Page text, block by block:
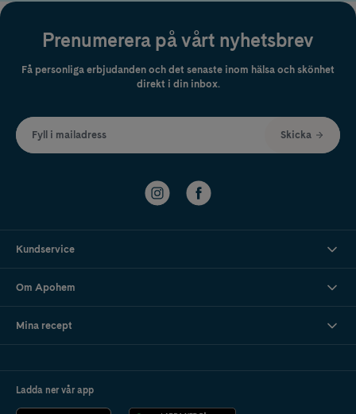
Prenumerera på vårt nyhetsbrev
Få personliga erbjudanden och det senaste inom hälsa och skönhet
direkt i din inbox.
Fyll i mailadress Skicka
Kundservice
Om Apohem
Mina recept
Ladda ner vår app